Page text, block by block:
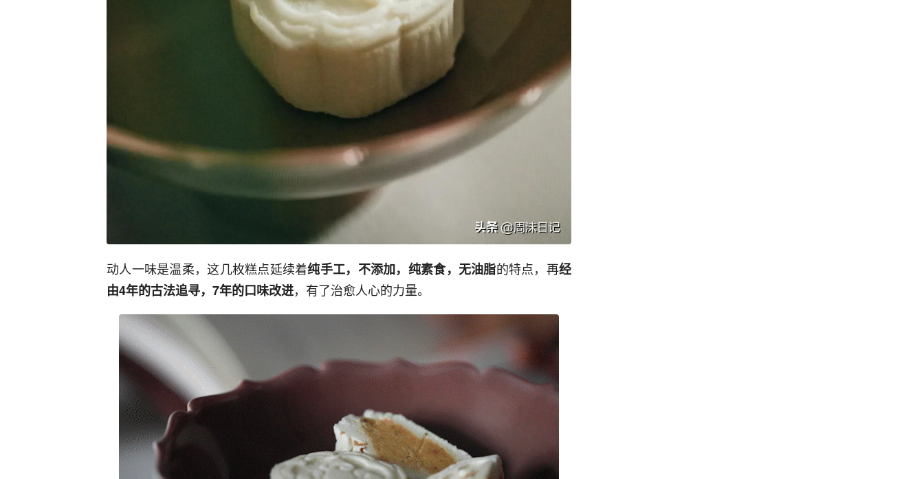
动人一味是温柔，这几枚糕点延续着纯手工，不添加，纯素食，无油脂的特点，再经
由4年的古法追寻，7年的口味改进，有了治愈人心的力量。